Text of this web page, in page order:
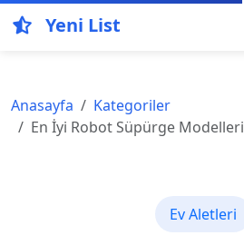
Yeni List
Anasayfa
Kategoriler
En İyi Robot Süpürge Modelleri
Ev Aletleri